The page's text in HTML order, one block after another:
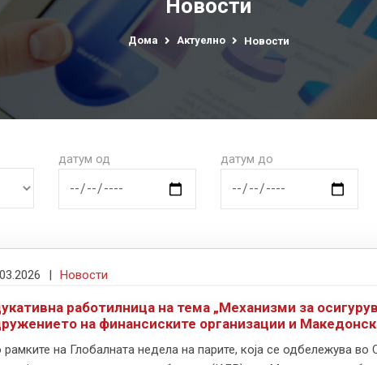
Новости
Дома Актуелно Новости
датум од
датум до
| Новости
работилница на тема „Механизми за
на финансиските организации и
рамките на Глобалната недела на парите, која се одбележува во